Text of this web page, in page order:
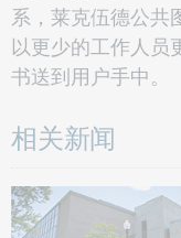
系，莱克伍德公共
以更少的工作人员
书送到用户手中。
相关新闻